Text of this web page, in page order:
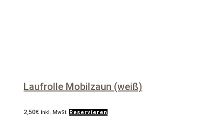
Laufrolle Mobilzaun (weiß)
2,50€ inkl. MwSt. Reservieren